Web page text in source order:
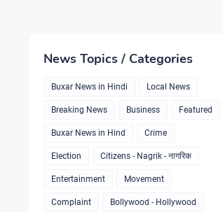
News Topics / Categories
Buxar News in Hindi Local News
Breaking News Business Featured
Buxar News in Hind Crime
Election Citizens - Nagrik - नागरिक
Entertainment Movement
Complaint Bollywood - Hollywood